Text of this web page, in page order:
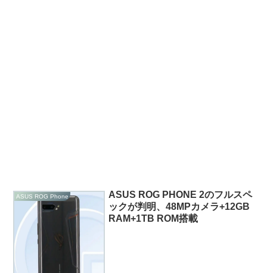
ASUS ROG Phone
ASUS ROG PHONE 2のフルスペ
ックが判明、48MPカメラ+12GB
RAM+1TB ROM搭載